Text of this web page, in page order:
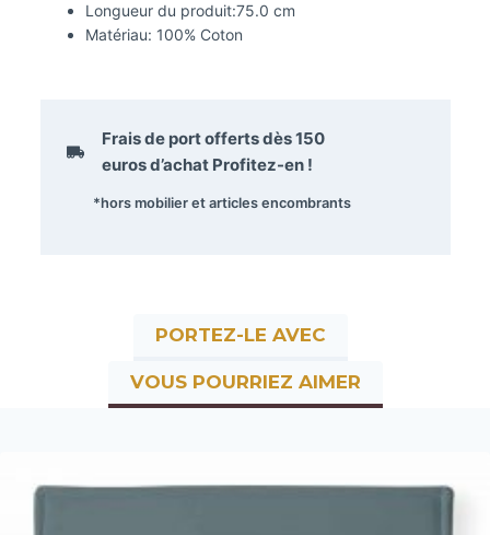
Longueur du produit:75.0 cm
Matériau: 100% Coton
Frais de port offerts dès150
eurosd’achat Profitez-en !
*hors mobilier et articles encombrants
PORTEZ-LE AVEC
VOUS POURRIEZ AIMER